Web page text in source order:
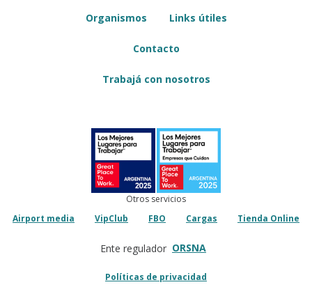
Organismos Links útiles
Contacto
Trabajá con nosotros
Otros servicios
Airport media
VipClub FBO Cargas Tienda Online
Ente regulador ORSNA
Políticas de privacidad